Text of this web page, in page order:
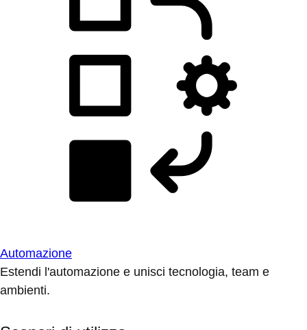
Automazione
Estendi l'automazione e unisci tecnologia, team e
ambienti.